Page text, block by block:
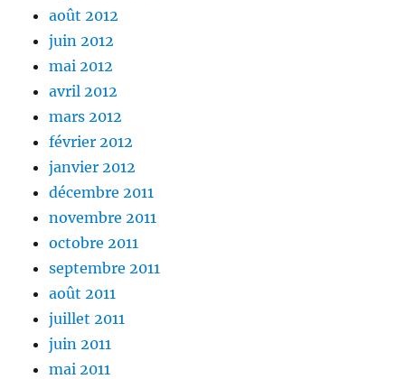
août 2012
juin 2012
mai 2012
avril 2012
mars 2012
février 2012
janvier 2012
décembre 2011
novembre 2011
octobre 2011
septembre 2011
août 2011
juillet 2011
juin 2011
mai 2011